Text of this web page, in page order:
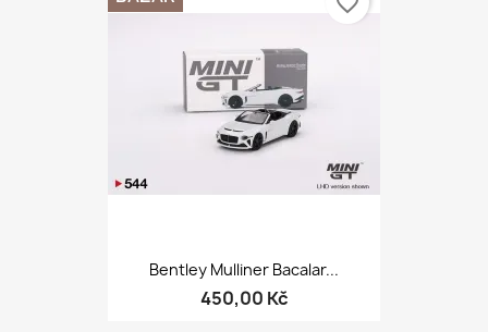
Bentley Mulliner Bacalar...
450,00 Kč